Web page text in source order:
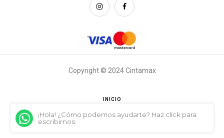
Copyright © 2024 Cintamax
INICIO
¡Hola! ¿Cómo podemos ayudarte? Haz click para
escribirnos.